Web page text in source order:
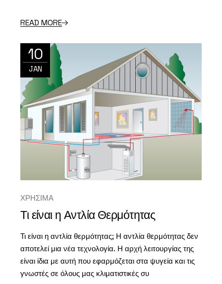
READ MORE
10
JAN
ΧΡΗΣΙΜΑ
Τι είναι η Αντλία Θερμότητας
Τι είναι η αντλία θερμότητας; Η αντλία θερμότητας δεν
αποτελεί μια νέα τεχνολογία. Η αρχή λειτουργίας της
είναι ίδια με αυτή που εφαρμόζεται στα ψυγεία και τις
γνωστές σε όλους μας κλιματιστικές συ